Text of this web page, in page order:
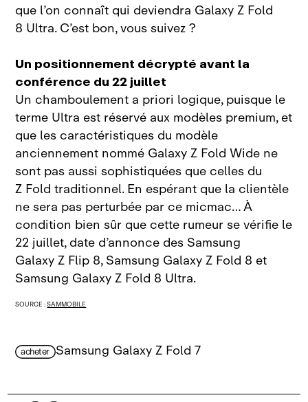
que l’on connaît qui deviendra Galaxy Z Fold
8 Ultra. C’est bon, vous suivez ?
Un positionnement décrypté avant la
conférence du 22 juillet
Un chamboulement a priori logique, puisque le
terme Ultra est réservé aux modèles premium, et
que les caractéristiques du modèle
anciennement nommé Galaxy Z Fold Wide ne
sont pas aussi sophistiquées que celles du
Z Fold traditionnel. En espérant que la clientèle
ne sera pas perturbée par ce micmac… À
condition bien sûr que cette rumeur se vérifie le
22 juillet, date d’annonce des Samsung
Galaxy Z Flip 8, Samsung Galaxy Z Fold 8 et
Samsung Galaxy Z Fold 8 Ultra.
SOURCE :SAMMOBILE
acheter Samsung Galaxy Z Fold 7